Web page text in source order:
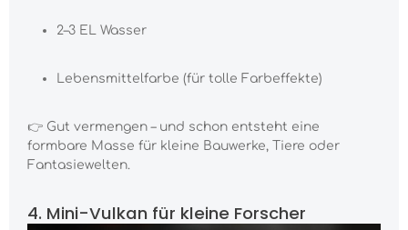
2–3 EL Wasser
Lebensmittelfarbe (für tolle Farbeffekte)
👉 Gut vermengen – und schon entsteht eine
formbare Masse für kleine Bauwerke, Tiere oder
Fantasiewelten.
4. Mini-Vulkan für kleine Forscher